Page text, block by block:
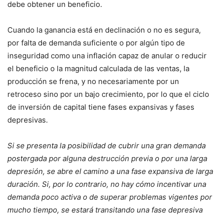
debe obtener un beneficio.
Cuando la ganancia está en declinación o no es segura,
por falta de demanda suficiente o por algún tipo de
inseguridad como una inflación capaz de anular o reducir
el beneficio o la magnitud calculada de las ventas, la
producción se frena, y no necesariamente por un
retroceso sino por un bajo crecimiento, por lo que el ciclo
de inversión de capital tiene fases expansivas y fases
depresivas.
Si se presenta la posibilidad de cubrir una gran demanda
postergada por alguna destrucción previa o por una larga
depresión, se abre el camino a una fase expansiva de larga
duración. Si, por lo contrario, no hay cómo incentivar una
demanda poco activa o de superar problemas vigentes por
mucho tiempo, se estará transitando una fase depresiva